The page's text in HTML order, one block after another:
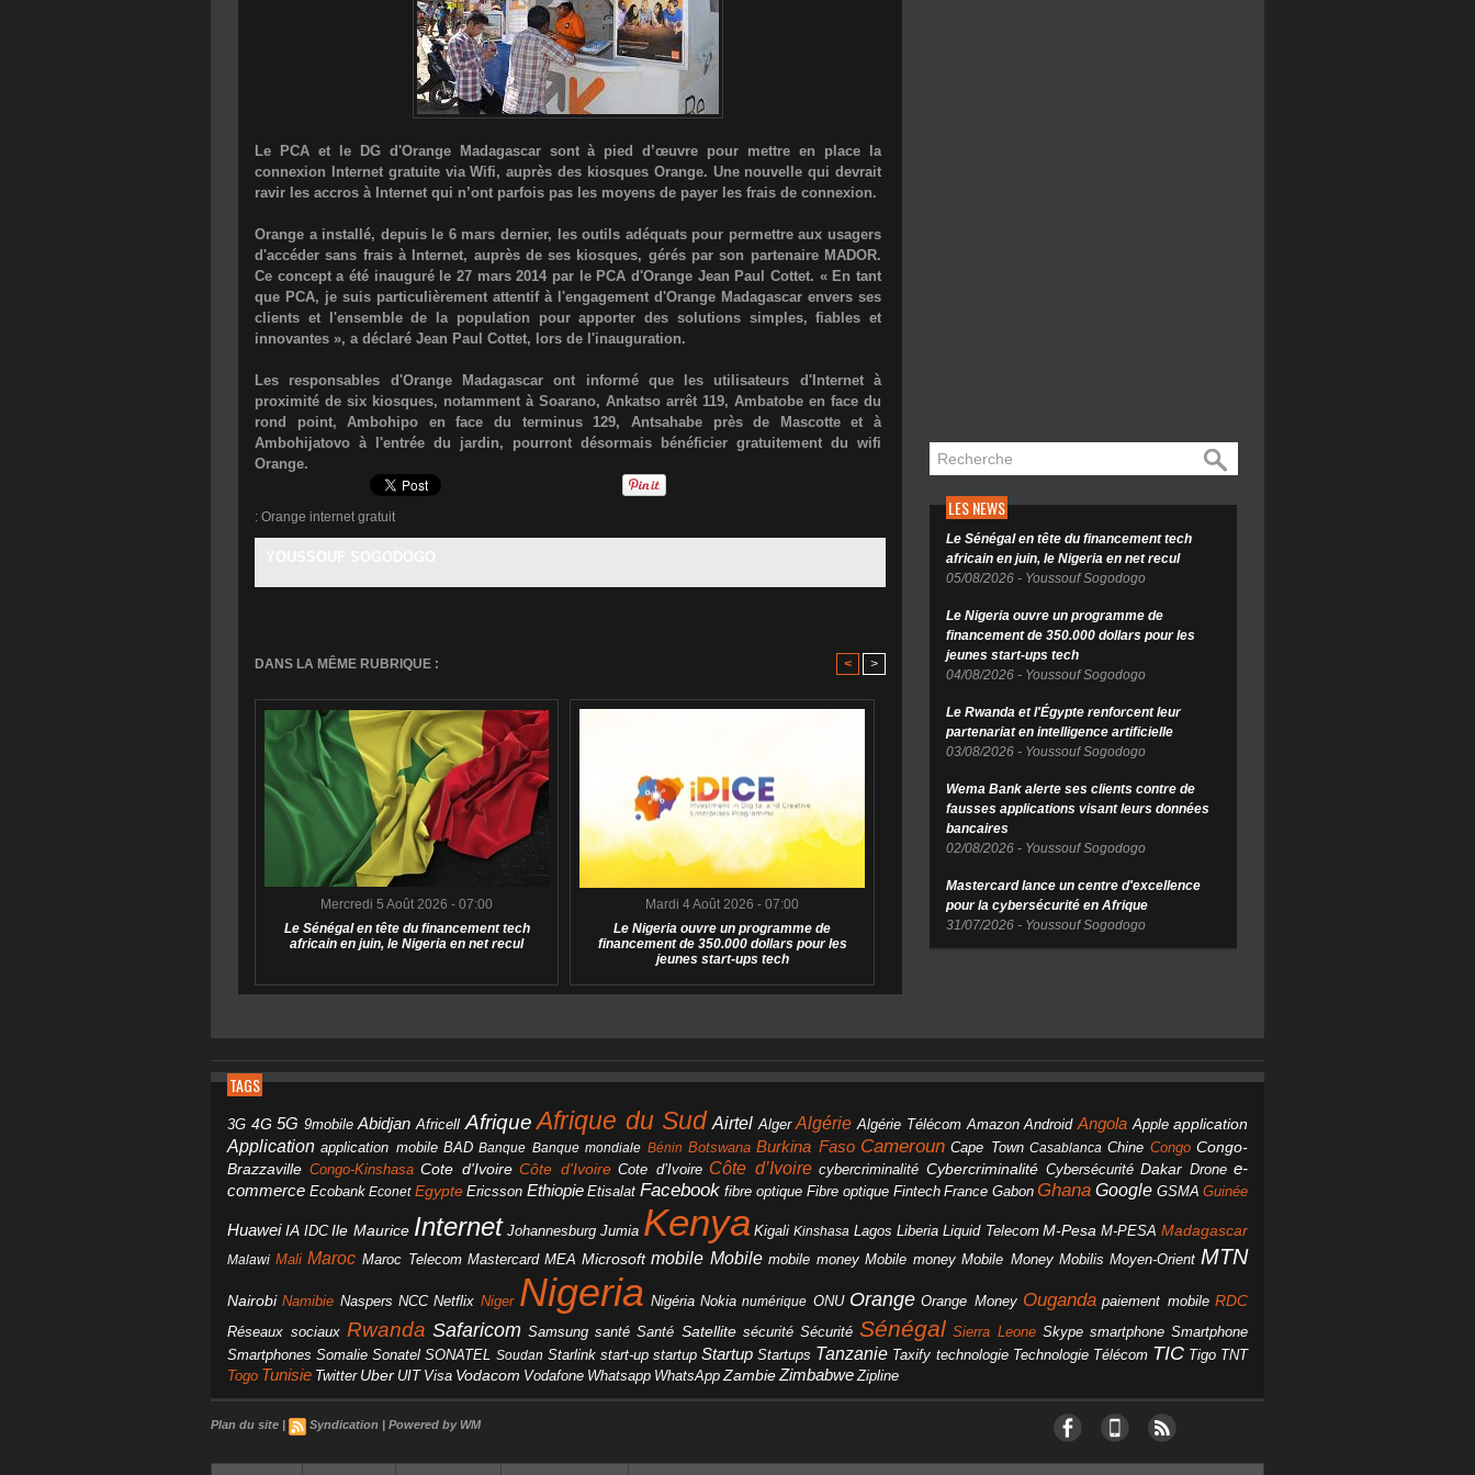
Le PCA et le DG d'Orange Madagascar sont à pied d’œuvre pour mettre en place la
connexion Internet gratuite via Wifi, auprès des kiosques Orange. Une nouvelle qui devrait
ravir les accros à Internet qui n’ont parfois pas les moyens de payer les frais de connexion.
Orange a installé, depuis le 6 mars dernier, les outils adéquats pour permettre aux usagers
d'accéder sans frais à Internet, auprès de ses kiosques, gérés par son partenaire MADOR.
Ce concept a été inauguré le 27 mars 2014 par le PCA d'Orange Jean Paul Cottet. « En tant
que PCA, je suis particulièrement attentif à l'engagement d'Orange Madagascar envers ses
clients et l'ensemble de la population pour apporter des solutions simples, fiables et
innovantes », a déclaré Jean Paul Cottet, lors de l'inauguration.
Les responsables d'Orange Madagascar ont informé que les utilisateurs d'Internet à
proximité de six kiosques, notamment à Soarano, Ankatso arrêt 119, Ambatobe en face du
rond point, Ambohipo en face du terminus 129, Antsahabe près de Mascotte et à
Ambohijatovo à l'entrée du jardin, pourront désormais bénéficier gratuitement du wifi
Orange.
: Orange internet gratuit
DANS LA MÊME RUBRIQUE : < >
Mercredi 5 Août 2026 - 07:00
Le Sénégal en tête du financement tech
africain en juin, le Nigeria en net recul
Mardi 4 Août 2026 - 07:00
Le Nigeria ouvre un programme de
financement de 350.000 dollars pour les
jeunes start-ups tech
LES NEWS
Le Sénégal en tête du financement tech
africain en juin, le Nigeria en net recul
05/08/2026 - Youssouf Sogodogo
Le Nigeria ouvre un programme de
financement de 350.000 dollars pour les
jeunes start-ups tech
04/08/2026 - Youssouf Sogodogo
Le Rwanda et l'Égypte renforcent leur
partenariat en intelligence artificielle
03/08/2026 - Youssouf Sogodogo
Wema Bank alerte ses clients contre de
fausses applications visant leurs données
bancaires
02/08/2026 - Youssouf Sogodogo
Mastercard lance un centre d'excellence
pour la cybersécurité en Afrique
31/07/2026 - Youssouf Sogodogo
TAGS
3G 4G 5G 9mobile Abidjan Africell Afrique Afrique du Sud Airtel Alger Algérie Algérie Télécom Amazon Android Angola Apple application
Application application mobile BAD Banque Banque mondiale Bénin Botswana Burkina Faso Cameroun Cape Town Casablanca Chine Congo Congo-
Brazzaville Congo-Kinshasa Cote d'Ivoire Côte d'Ivoire Cote d’Ivoire Côte d’Ivoire cybercriminalité Cybercriminalité Cybersécurité Dakar Drone e-
commerce Ecobank Econet Egypte Ericsson Ethiopie Etisalat Facebook fibre optique Fibre optique Fintech France Gabon Ghana Google GSMA Guinée
Huawei IA IDC Ile Maurice Internet Johannesburg Jumia Kenya Kigali Kinshasa Lagos Liberia Liquid Telecom M-Pesa M-PESA Madagascar
Malawi Mali Maroc Maroc Telecom Mastercard MEA Microsoft mobile Mobile mobile money Mobile money Mobile Money Mobilis Moyen-Orient MTN
Nairobi Namibie Naspers NCC Netflix Niger Nigeria Nigéria Nokia numérique ONU Orange Orange Money Ouganda paiement mobile RDC
Réseaux sociaux Rwanda Safaricom Samsung santé Santé Satellite sécurité Sécurité Sénégal Sierra Leone Skype smartphone Smartphone
Smartphones Somalie Sonatel SONATEL Soudan Starlink start-up startup Startup Startups Tanzanie Taxify technologie Technologie Télécom TIC Tigo TNT
Togo Tunisie Twitter Uber UIT Visa Vodacom Vodafone Whatsapp WhatsApp Zambie Zimbabwe Zipline
Plan du site | Syndication | Powered by WM